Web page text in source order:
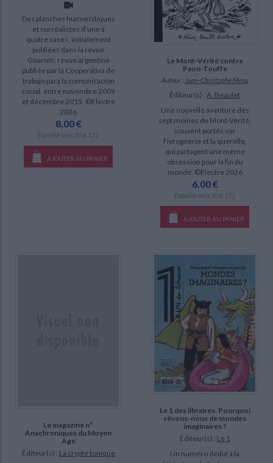
SUPPORT
livre (59)
poche (1)
revue (1)
Topoï (5)
Des planches humoristiques
et surréalistes d'une à
quatre cases, initialement
publiées dans la revue
Güarnin, revue argentine
publiée par la Cooperativa de
trabajo para la comunicacion
social, entre novembre 2009
et décembre 2015. ©Electre
2026
8,00 €
Expédié sous 10 à 15 j.
AJOUTER AU PANIER
Le Mont-Vérité contre
Paon-Touffe
Auteur : Jean-Christophe Menu
Éditeur(s) : A. Beaulet
Une nouvelle aventure des
sept moines du Mont-Vérité,
souvent portés sur
l'ivrognerie et la querelle,
qui partagent une même
obsession pour la fin du
monde. ©Electre 2026
6,00 €
Expédié sous 10 à 15 j.
AJOUTER AU PANIER
Le magazine n°
Anachroniques du Moyen
Age
Éditeur(s) : La crypte tonique
Le 1 des libraires. Pourquoi
rêvons-nous de mondes
imaginaires ?
Éditeur(s) : Le 1
Un numéro dédié à la